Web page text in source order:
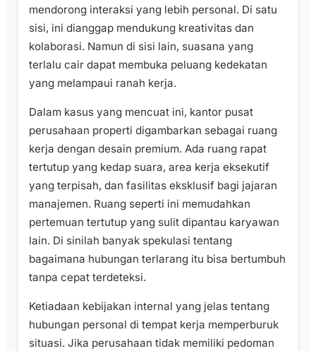
mendorong interaksi yang lebih personal. Di satu
sisi, ini dianggap mendukung kreativitas dan
kolaborasi. Namun di sisi lain, suasana yang
terlalu cair dapat membuka peluang kedekatan
yang melampaui ranah kerja.
Dalam kasus yang mencuat ini, kantor pusat
perusahaan properti digambarkan sebagai ruang
kerja dengan desain premium. Ada ruang rapat
tertutup yang kedap suara, area kerja eksekutif
yang terpisah, dan fasilitas eksklusif bagi jajaran
manajemen. Ruang seperti ini memudahkan
pertemuan tertutup yang sulit dipantau karyawan
lain. Di sinilah banyak spekulasi tentang
bagaimana hubungan terlarang itu bisa bertumbuh
tanpa cepat terdeteksi.
Ketiadaan kebijakan internal yang jelas tentang
hubungan personal di tempat kerja memperburuk
situasi. Jika perusahaan tidak memiliki pedoman